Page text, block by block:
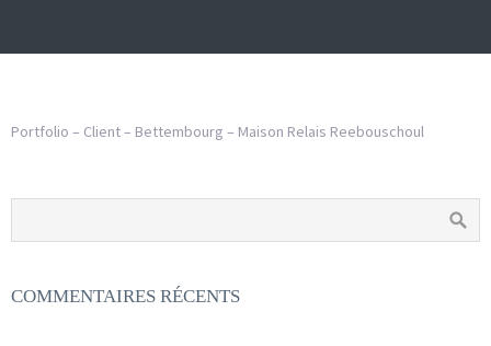
Portfolio – Client – Bettembourg – Maison Relais Reebouschoul
COMMENTAIRES RÉCENTS